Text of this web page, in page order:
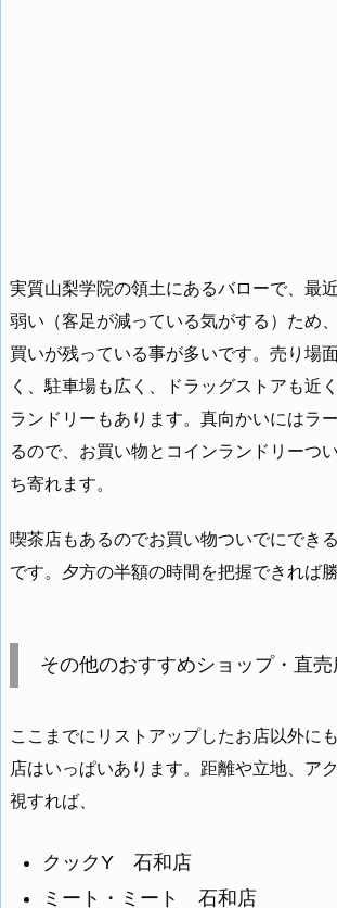
実質山梨学院の領土にあるバローで、最
弱い（客足が減っている気がする）ため
買いが残っている事が多いです。売り場
く、駐車場も広く、ドラッグストアも近
ランドリーもあります。真向かいにはラ
るので、お買い物とコインランドリーつ
ち寄れます。
喫茶店もあるのでお買い物ついでにでき
です。夕方の半額の時間を把握できれば勝
その他のおすすめショップ・直売
ここまでにリストアップしたお店以外に
店はいっぱいあります。距離や立地、ア
視すれば、
クックY 石和店
ミート・ミート 石和店